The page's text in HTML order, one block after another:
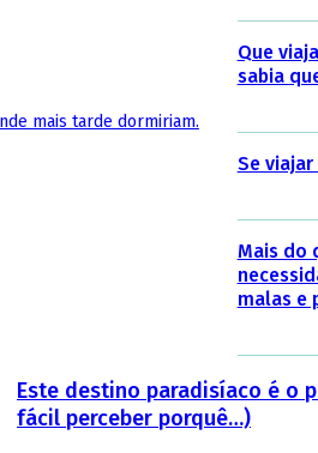
mais tarde dormiriam.
Que
sabia
Se
Mais do
malas e
Este destino paradisíaco é o
fácil perceber porquê…)